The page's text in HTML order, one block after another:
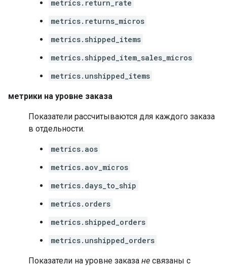
metrics.return_rate
metrics.returns_micros
metrics.shipped_items
metrics.shipped_item_sales_micros
metrics.unshipped_items
метрики на уровне заказа
Показатели рассчитываются для каждого заказа
в отдельности.
metrics.aos
metrics.aov_micros
metrics.days_to_ship
metrics.orders
metrics.shipped_orders
metrics.unshipped_orders
Показатели на уровне заказа не связаны с